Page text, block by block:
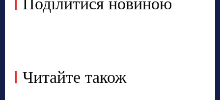
Поділитися новиною
Читайте також